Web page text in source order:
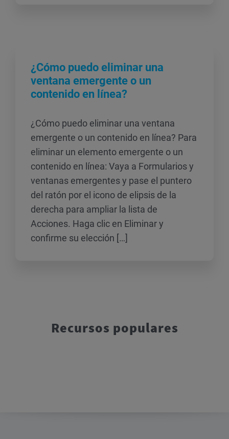
¿Cómo puedo eliminar una
ventana emergente o un
contenido en línea?
¿Cómo puedo eliminar una ventana
emergente o un contenido en línea? Para
eliminar un elemento emergente o un
contenido en línea: Vaya a Formularios y
ventanas emergentes y pase el puntero
del ratón por el icono de elipsis de la
derecha para ampliar la lista de
Acciones. Haga clic en Eliminar y
confirme su elección […]
Recursos populares